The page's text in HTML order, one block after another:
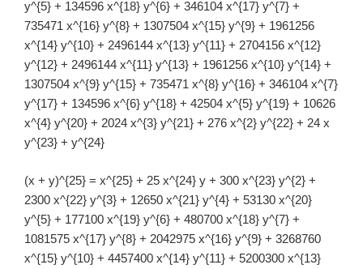
y^{5} + 134596 x^{18} y^{6} + 346104 x^{17} y^{7} +
735471 x^{16} y^{8} + 1307504 x^{15} y^{9} + 1961256
x^{14} y^{10} + 2496144 x^{13} y^{11} + 2704156 x^{12}
y^{12} + 2496144 x^{11} y^{13} + 1961256 x^{10} y^{14} +
1307504 x^{9} y^{15} + 735471 x^{8} y^{16} + 346104 x^{7}
y^{17} + 134596 x^{6} y^{18} + 42504 x^{5} y^{19} + 10626
x^{4} y^{20} + 2024 x^{3} y^{21} + 276 x^{2} y^{22} + 24 x
y^{23} + y^{24}
(x + y)^{25} = x^{25} + 25 x^{24} y + 300 x^{23} y^{2} +
2300 x^{22} y^{3} + 12650 x^{21} y^{4} + 53130 x^{20}
y^{5} + 177100 x^{19} y^{6} + 480700 x^{18} y^{7} +
1081575 x^{17} y^{8} + 2042975 x^{16} y^{9} + 3268760
x^{15} y^{10} + 4457400 x^{14} y^{11} + 5200300 x^{13}